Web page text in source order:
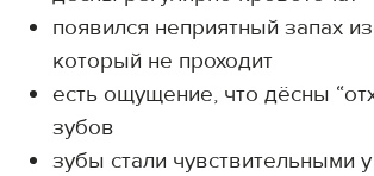
появился неприятный запах
который не проходит
есть ощущение, что дёсны
зубов
зубы стали чувствительными